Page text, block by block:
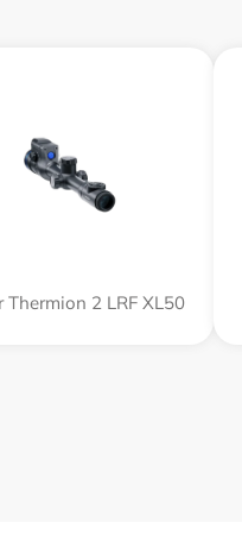
Thermion 2 LRF XL50